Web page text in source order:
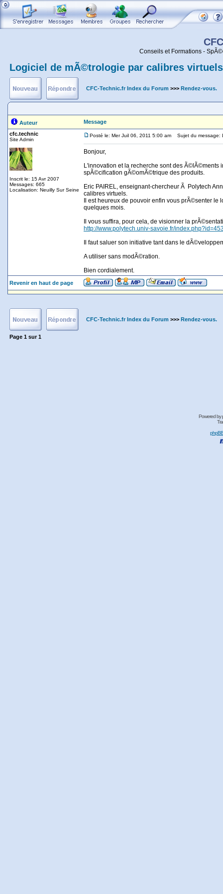
Conseils et Formations -
Logiciel de mÃ©trologie par calibres
CFC-Technic.fr Index du Forum >>> Rendez-vous.
Auteur
Message
cfc.technic
Site Admin
Inscrit le: 15 Avr 2007
Messages: 665
Localisation: Neuilly Sur Seine
Posté le: Mer Juil 06, 2011 5:00 am Sujet du message:
Bonjour,
L'innovation et la recherche sont des
spÃ©cification gÃ©omÃ©trique des produits.
Eric PAIREL, enseignant-chercheur Ã Polytech
calibres virtuels.
Il est heureux de pouvoir enfin vous prÃ©senter
quelques mois.
Il vous suffira, pour cela, de visionner la
http://www.polytech.univ-savoie.fr/
Il faut saluer son initiative tant dans le
A utiliser sans modÃ©ration.
Bien cordialement.
Revenir en haut de page
CFC-Technic.fr Index du Forum >>> Rendez-vous.
Page 1 sur1
Powered by